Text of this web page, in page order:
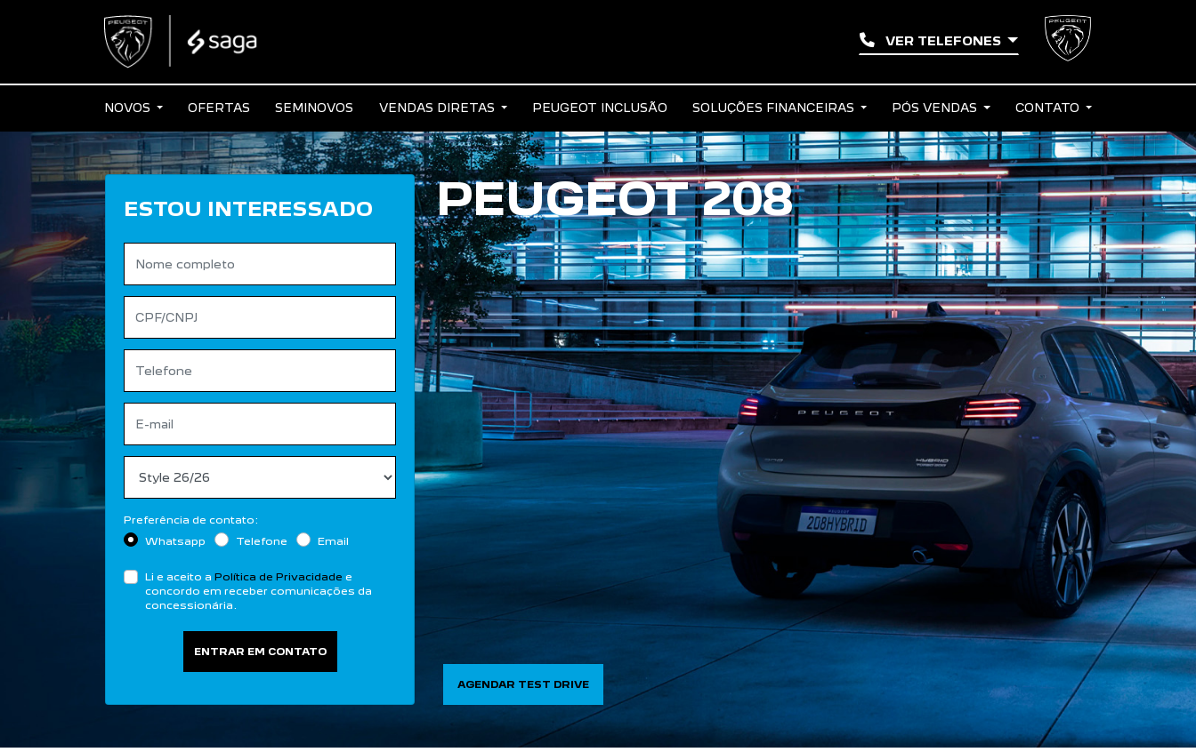
VER TELEFONES
NOVOS OFERTAS SEMINOVOS VENDAS DIRETAS PEUGEOT INCLUSÃO SOLUÇÕES FINANCEIRAS PÓS VENDAS CONTATO
ESTOU INTERESSADO
Preferência de contato:
Whatsapp
Telefone Email
Li e aceito a Política de Privacidade e
concordo em receber comunicações da
concessionária.
ENTRAR EM CONTATO
PEUGEOT 208
AGENDAR TEST DRIVE